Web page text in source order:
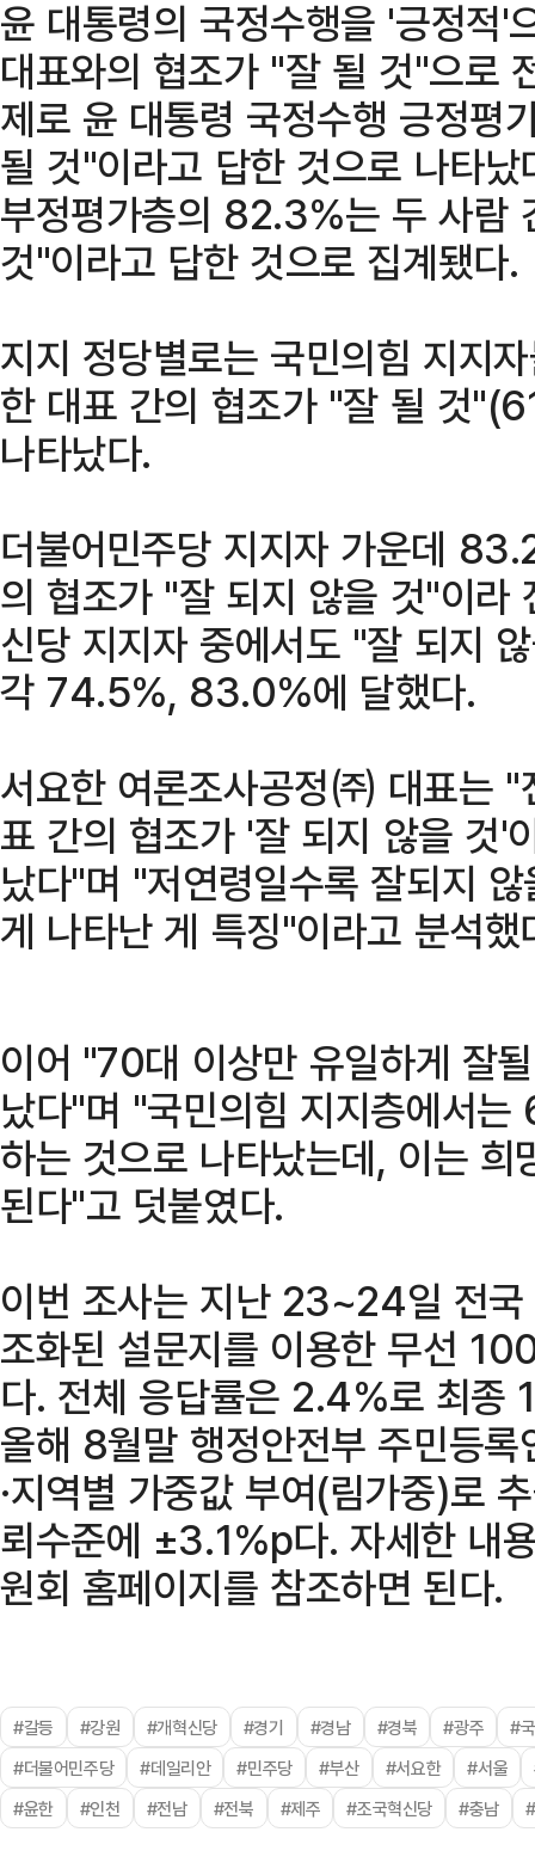
윤 대통령의 국정수행을 '긍정적'
대표와의 협조가 "잘 될 것"으로
제로 윤 대통령 국정수행 긍정
될 것"이라고 답한 것으로 나타
부정평가층의 82.3%는 두 사람
것"이라고 답한 것으로 집계됐다.
지지 정당별로는 국민의힘 지지
한 대표 간의 협조가 "잘 될 것
나타났다.
더불어민주당 지지자 가운데
의 협조가 "잘 되지 않을 것"이라
신당 지지자 중에서도 "잘 되지
각 74.5%, 83.0%에 달했다.
서요한 여론조사공정㈜ 대표는
표 간의 협조가 '잘 되지 않을 것'
났다"며 "저연령일수록 잘되지
게 나타난 게 특징"이라고 분석했
이어 "70대 이상만 유일하게 잘
났다"며 "국민의힘 지지층에서
하는 것으로 나타났는데, 이는
된다"고 덧붙였다.
이번 조사는 지난 23~24일 전국
조화된 설문지를 이용한 무선
다. 전체 응답률은 2.4%로 최종
올해 8월말 행정안전부 주민등록
·지역별 가중값 부여(림가중)로
뢰수준에 ±3.1%p다. 자세한 내
원회 홈페이지를 참조하면 된다.
#갈등 #강원 #개혁신당 #경기 #경남 #경북 #광주
#
#더불어민주당
#데일리안 #민주당 #부산 #서요한 #서울
#윤한
#인천 #전남 #전북 #제주 #조국혁신당 #충남